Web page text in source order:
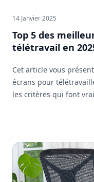
14 Janvier 2025
Top 5 des
télétravail en
Cet article vous
écrans pour télétravailler en 2025, en mettant l’accent sur
les critères qui font vraiment la différence pour votre